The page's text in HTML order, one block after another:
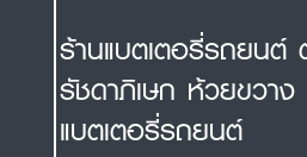
ร้านแบตเตอรี่รถยนต์
รัชดาภิเษก ห้วยขวา
แบตเตอรี่รถยนต์